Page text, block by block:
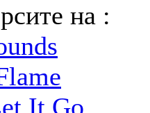
на :
It Go